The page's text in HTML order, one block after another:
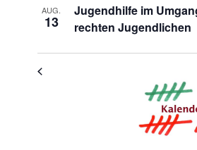
AUG.
13
Jugendhilfe im
rechten Jugendlichen